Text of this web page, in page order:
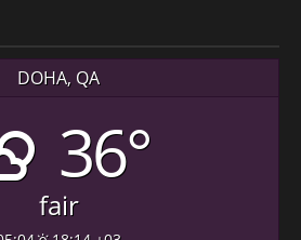
DOHA, QA
36°
fair